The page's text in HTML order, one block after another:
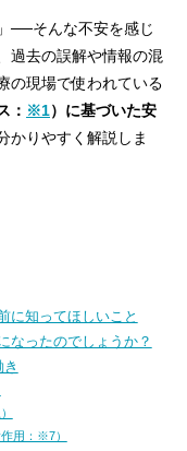
──そんな不安を感じ
過去の誤解や情報の混
の現場で使われている
： ※1）に基づいた安
かりやすく解説しま
に知ってほしいこと
なったのでしょうか？
用：※7）